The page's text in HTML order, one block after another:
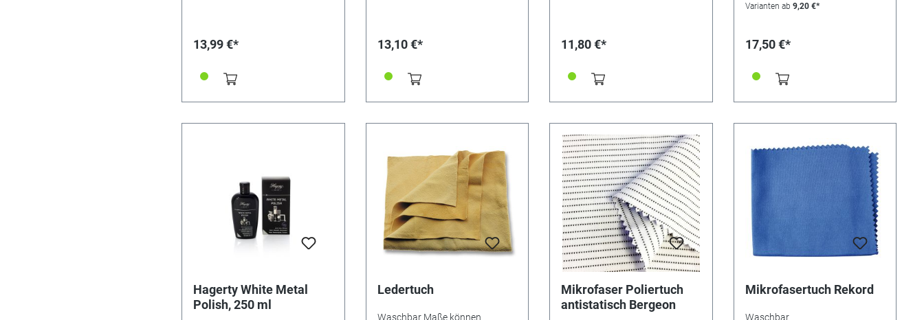
abschalten und den Bereich
Metall einsprühen, bis Schmutz
und Russ abtropfen. Trocknen
Stromkabel abwischen. Für den
13,99 €*
eine besonders schnelle
Schmuck in das Tauchkörbchen
legen, eintauchen und sanft
reinigen, abspülen und mit einem
Weiterverkauf/Endverbraucher.
13,10 €*
den Glanz wieder zurückgeben.
11,80 €*
Rückseite händlerspezifisch mit
ohne Imprägnierung.
Anwendung: Mit dem Tuch leicht
reibend Verschmutzungen
den
und den professionellen Einsatz.
Varianten ab 9,20 €*
17,50 €*
Hagerty White Metal
Polish, 250 ml
Ledertuch
Waschbar Maße können
Mikrofaser Poliertuch
antistatisch Bergeon
Mikrofasertuch Rekord
Waschbar